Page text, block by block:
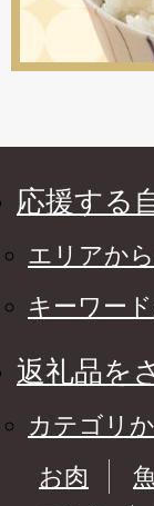
応援する
エリアか
キーワー
返礼品を
カテゴリ
お肉